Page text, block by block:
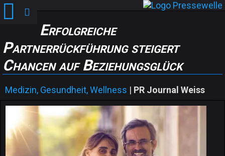
Erfolgreiche
Partnerrückführung steigert
Chancen auf Beziehungsglück
Medizin, Gesundheit, Wellness | PR Journal Weiss